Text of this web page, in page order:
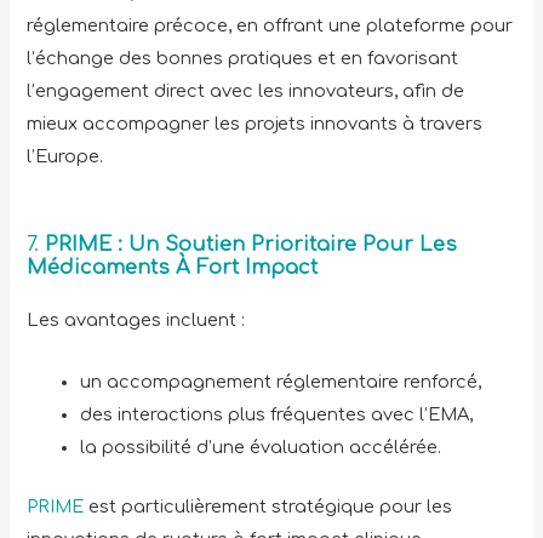
réglementaire précoce, en offrant une plateforme pour
l’échange des bonnes pratiques et en favorisant
l’engagement direct avec les innovateurs, afin de
mieux accompagner les projets innovants à travers
l’Europe.
7. PRIME : Un Soutien Prioritaire Pour Les
Médicaments À Fort Impact
Les avantages incluent :
un accompagnement réglementaire renforcé,
des interactions plus fréquentes avec l’EMA,
la possibilité d’une évaluation accélérée.
PRIME est particulièrement stratégique pour les